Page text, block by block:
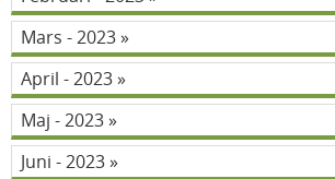
Mars - 2023
April - 2023
Maj - 2023
Juni - 2023